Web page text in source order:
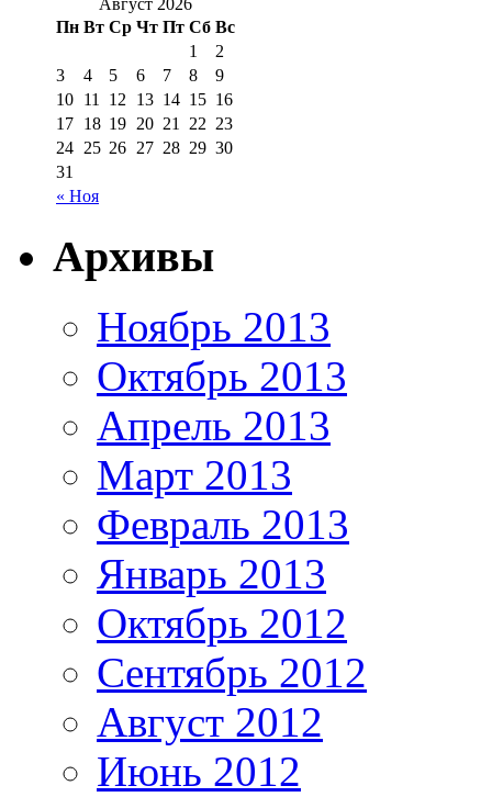
Пн Вт Ср Чт Пт Сб Вс
« Ноя
1
2
3
4 5 6 7 8
9
10 11 12 13 14 15 16
17 18 19 20 21 22 23
24 25 26 27 28 29 30
31
Архивы
Ноябрь 2013
Октябрь 2013
Апрель 2013
Март 2013
Февраль 2013
Январь 2013
Октябрь 2012
Сентябрь 2012
Август 2012
Июнь 2012